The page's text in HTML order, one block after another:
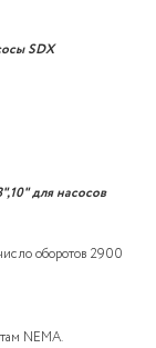
SDX
для насосов
оборотов 2900
NEMA.